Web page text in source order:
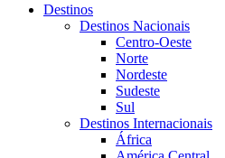
Destinos
Destinos Nacionais
Centro-Oeste
Norte
Nordeste
Sudeste
Sul
Destinos Internacionais
África